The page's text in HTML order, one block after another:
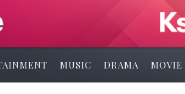
MUSIC DRAMA MOVIE